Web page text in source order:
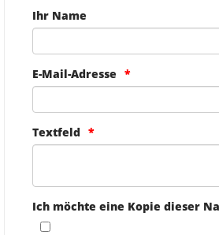
Ihr Name
E-Mail-Adresse
Textfeld
Ich möchte eine Kopie dieser